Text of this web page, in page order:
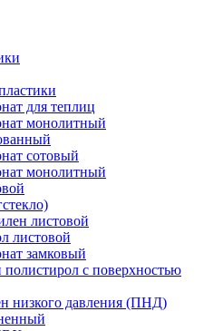
для теплиц
монолитный
сотовый
монолитный
листовой
листовой
замковый
с поверхностью
низкого давления (ПНД)